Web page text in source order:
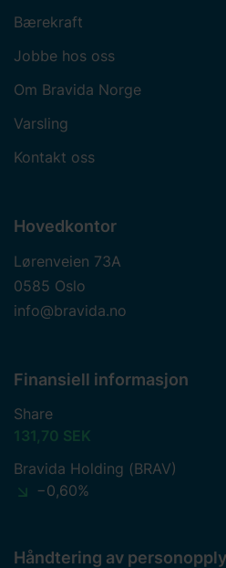
Bærekraft
Jobbe hos oss
Om Bravida Norge
Varsling
Kontakt oss
Hovedkontor
Lørenveien 73A
0585 Oslo
info@bravida.no
Finansiell informasjon
Share
131,70 SEK
Bravida Holding (BRAV)
−0,60%
Håndtering av